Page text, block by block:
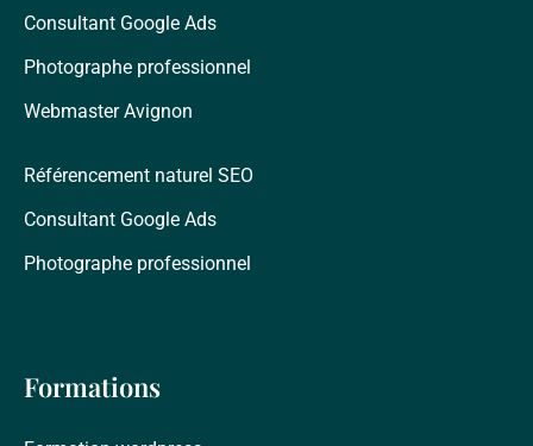
Consultant Google Ads
Photographe professionnel
Webmaster Avignon
Référencement naturel SEO
Consultant Google Ads
Photographe professionnel
Formations